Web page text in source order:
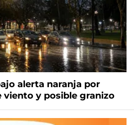
alerta naranja por
viento y posible granizo